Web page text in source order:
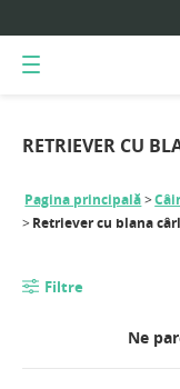
RETRIEVER CU
Pagina principală
Retriever cu blana
Filtre
Ne